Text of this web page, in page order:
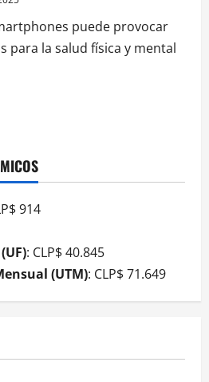
puede provocar
para la salud física y mental
914
: CLP$ 40.845
(UTM): CLP$ 71.649